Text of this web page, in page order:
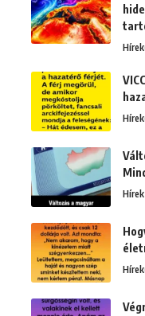
Hírek
Hírek
Hírek
Hírek